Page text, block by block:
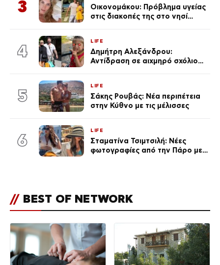
3
Οικονομάκου: Πρόβλημα υγείας
στις διακοπές της στο νησί
4
LIFE
Δημήτρη Αλεξάνδρου:
Αντίδραση σε αιχμηρό σχόλιο
5
LIFE
Σάκης Ρουβάς: Νέα περιπέτεια
στην Κύθνο με τις μέλισσες
6
LIFE
Σταματίνα Τσιμτσιλή: Νέες
φωτογραφίες από την Πάρο με
// BEST OF NETWORK